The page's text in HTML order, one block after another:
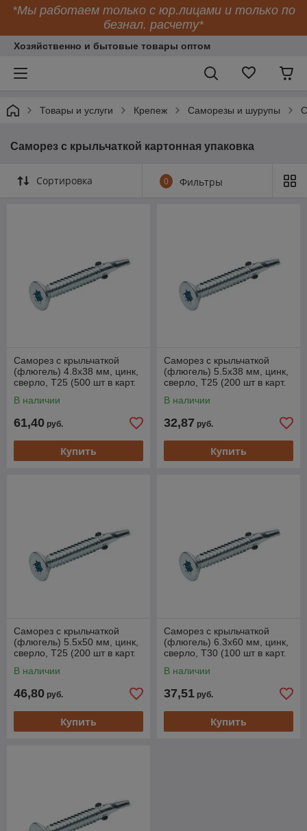
*Мы работаем только с юр.лицами и только по
безнал. расчету*
Хозяйственно и бытовые товары оптом
Товары и услуги Крепеж Саморезы и шурупы
Саморез с крыльчаткой картонная упаковка
Сортировка 0 Фильтры
Саморез с крыльчаткой
(флюгель) 4.8х38 мм, цинк,
сверло, T25 (500 шт в карт.
В наличии
61,40 руб.
Купить
Саморез с крыльчаткой
(флюгель) 5.5х38 мм, цинк,
сверло, T25 (200 шт в карт.
В наличии
32,87 руб.
Купить
Саморез с крыльчаткой
(флюгель) 5.5х50 мм, цинк,
сверло, T25 (200 шт в карт.
В наличии
46,80 руб.
Купить
Саморез с крыльчаткой
(флюгель) 6.3х60 мм, цинк,
сверло, T30 (100 шт в карт.
В наличии
37,51 руб.
Купить